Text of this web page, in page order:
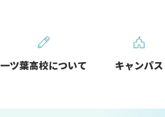
一ツ葉高校について キャンパス